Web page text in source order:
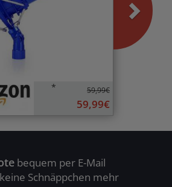
* 59,99€
59,99€
bequem per E-Mail
Schnäppchen mehr